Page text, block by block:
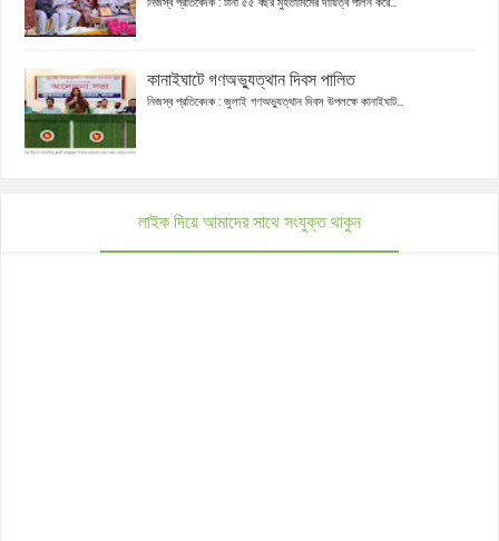
কানাইঘাটে গণঅভ্যুত্থান দিবস পালিত
নিজস্ব প্রতিবেদক : জুলাই গণঅভ্যুত্থান দিবস উপলক্ষে কানাইঘাট...
লাইক দিয়ে আমাদের সাথে সংযুক্ত থাকুন